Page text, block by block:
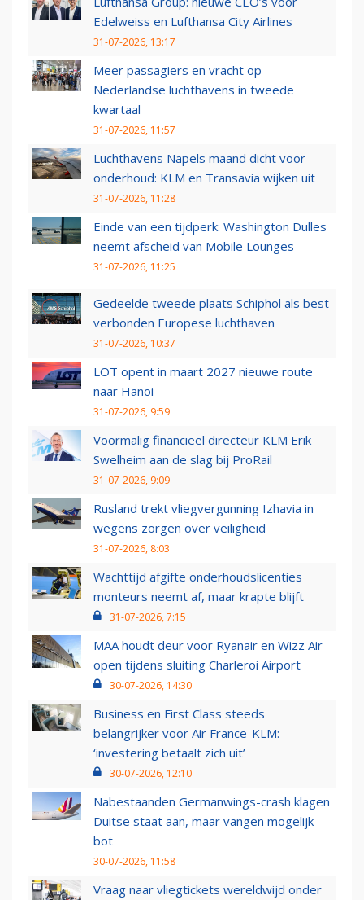
Edelweiss en Lufthansa City Airlines
31-07-2026, 13:17
Meer passagiers en vracht op
Nederlandse luchthavens in tweede
kwartaal
31-07-2026, 11:57
Luchthavens Napels maand dicht voor
onderhoud: KLM en Transavia wijken uit
31-07-2026, 11:28
Einde van een tijdperk: Washington Dulles
neemt afscheid van Mobile Lounges
31-07-2026, 11:25
Gedeelde tweede plaats Schiphol als best
verbonden Europese luchthaven
31-07-2026, 10:37
LOT opent in maart 2027 nieuwe route
naar Hanoi
31-07-2026, 9:59
Voormalig financieel directeur KLM Erik
Swelheim aan de slag bij ProRail
31-07-2026, 9:09
Rusland trekt vliegvergunning Izhavia in
wegens zorgen over veiligheid
31-07-2026, 8:03
Wachttijd afgifte onderhoudslicenties
monteurs neemt af, maar krapte blijft
31-07-2026, 7:15
MAA houdt deur voor Ryanair en Wizz Air
open tijdens sluiting Charleroi Airport
30-07-2026, 14:30
Business en First Class steeds
belangrijker voor Air France-KLM:
‘investering betaalt zich uit’
30-07-2026, 12:10
Nabestaanden Germanwings-crash klagen
Duitse staat aan, maar vangen mogelijk
bot
30-07-2026, 11:58
Vraag naar vliegtickets wereldwijd onder